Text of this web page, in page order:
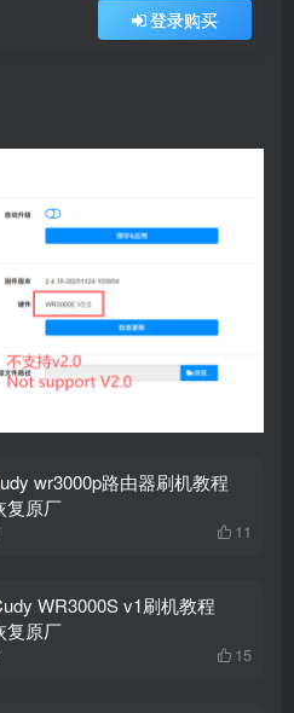
登录购买
wr3000p路由器刷机教程
复原厂
11
WR3000S v1刷机教程
复原厂
15